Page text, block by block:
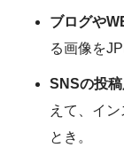
ブログや
る画像を
SNSの投稿
えて、イ
とき。